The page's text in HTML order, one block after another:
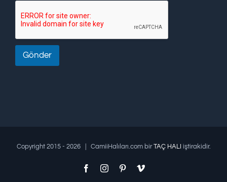
Gönder
Copyright 2015 - 2026 | CamiiHalıları.com birTAÇ HALI iştirakidir.
FacebookInstagramPinterestVimeo